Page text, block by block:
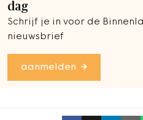
dag
Schrijf je in voor de
nieuwsbrief
aanmelden